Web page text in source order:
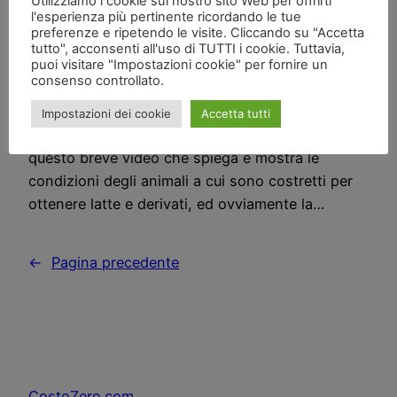
[youtube]http://www.youtube.com/watch?
v=xgDe3xrmFr0[/youtube] Questo post è un
reflusso gastrico di quello di ieri, dato che il post
di ieri era abbastanza delirante ho fatto qualche
questo breve video che spiega e mostra le
condizioni degli animali a cui sono costretti per
ottenere latte e derivati, ed ovviamente la…
← Pagina precedente
l'esperienza più pertinente ricordando le tue
preferenze e ripetendo le visite. Cliccando su "Accetta
tutto", acconsenti all'uso di TUTTI i cookie. Tuttavia,
puoi visitare "Impostazioni cookie" per fornire un
consenso controllato.
Impostazioni dei cookie Accetta tutti